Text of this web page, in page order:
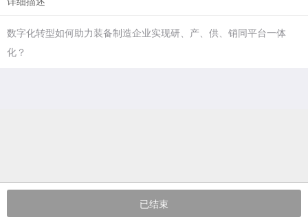
数字化转型如何助力装备制造企业实现研、产、供、销同平台一体
化？
已结束